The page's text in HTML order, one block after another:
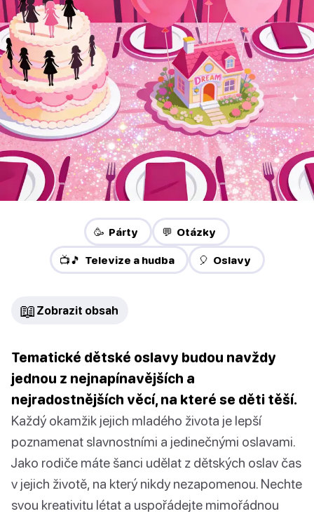
🥳 Párty 💬 Otázky
📺🎵 Televize a hudba 🎈 Oslavy
📖 Zobrazit obsah
Tematické dětské oslavy budou navždy
jednou z nejnapínavějších a
nejradostnějších věcí, na které se děti těší.
Každý okamžik jejich mladého života je lepší
poznamenat slavnostními a jedinečnými oslavami.
Jako rodiče máte šanci udělat z dětských oslav čas
v jejich životě, na který nikdy nezapomenou. Nechte
svou kreativitu létat a uspořádejte mimořádnou